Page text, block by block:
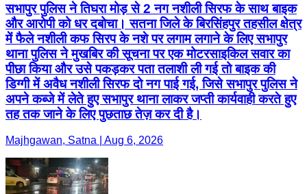
सभापुर पुलिस ने तिघरा मोड़ से 2 नग नशीली सिरफ के साथ बाइक
और आरोपी को धर दबोचा। सतना जिले के बिरसिंहपुर तहसील क्षेत्र
में फैले नशीली कफ सिरप के नशे पर लगाम लगाने के लिए सभापुर
थाना पुलिस ने मुखबिर की सूचना पर एक मोटरसाइकिल सवार का
पीछा किया और उसे पकड़कर पता तलाशी ली गई तो बाइक की
डिग्गी में अवैध नशीली सिरफ दो नग पाई गई, जिसे सभापुर पुलिस ने
अपने कब्जे में लेते हुए सभापुर थाना लाकर जप्ती कार्यवाही करते हुए
तह तक जाने के लिए पुछताछ तेज़ कर दी है।
Majhgawan, Satna | Aug 6, 2026